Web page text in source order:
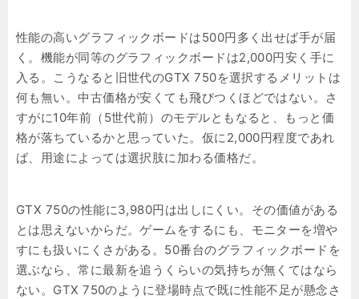
性能の高いグラフィックボードは500円多く出せば手が届
く。機能が同等のグラフィックボードは2,000円安く手に
入る。こうなると旧世代のGTX 750を選択するメリットは
何も無い。中古価格が安くても飛びつくほどではない。さ
すがに10年前（5世代前）のモデルともなると、もっと価
格が落ちているかと思っていた。仮に2,000円程度であれ
ば、用途によっては選択肢に加わる価格だ。
GTX 750の性能に3,980円は出しにくい。その価値がある
とは思えないからだ。ゲームをするにも、モニターを増や
すにも扱いにくさがある。50番台のグラフィックボードを
選ぶなら、常に最新を追うくらいの気持ちが無くてはなら
ない。GTX 750のように登場時点で既に性能不足が懸念さ